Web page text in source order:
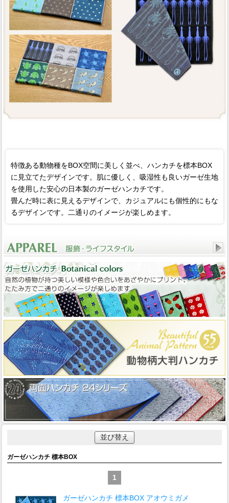
特徴ある動物種をBOX空間に美しく並べ、ハンカチを標本BOX
に見立てたデザインです。肌に優しく、吸湿性も良いガーゼ生地
を使用した安心の日本製のガーゼハンカチです。
畳んだ時に表に見えるデザインで、カジュアルにも個性的にもな
るデザインです。二通りのイメージが楽しめます。
並び替え
ガーゼハンカチ 標本BOX
1
ガーゼハンカチ 標本BOX アオウミガメ